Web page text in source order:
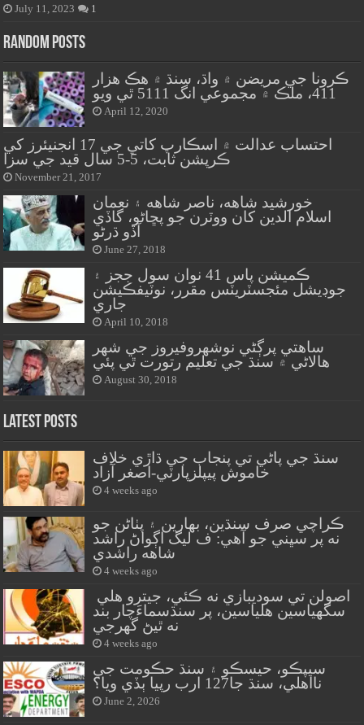
July 11, 2023 1
Random Posts
ڪرونا جي مريضن ۾ واڌ، سنڌ ۾ هڪ هزار
411، ملڪ ۾ مجموعي انگ 5111 ٿي ويو
April 12, 2020
احتساب عدالت ۾ اسڪارپ کاتي جي 17 انجنيئرز کي
ڪرپشن ثابت، 5-5 سال قيد جي سزا
November 21, 2017
خورشيد شاهه، ناصر شاهه ۽ نعمان
اسلام الدين کان ووٽرن جو پڇاڻو، گاڏي
آڏو ڌرڻو
June 27, 2018
ڪميشن پاس 41 نوان سول ججز ۽
جوڊيشل مئجسٽريٽس مقرر، نوٽيفڪيشن
جاري
April 10, 2018
ساهتي پرڳڻي نوشهروفيروز جي شهر
هالاڻي ۾ سنڌ جي تعليم رتورت ٿي پئي
August 30, 2018
Latest Posts
سنڌ جي پاڻي تي پنجاب جي ڌاڙي خلاف
خاموش پيپلزپارٽي-اصغر آزاد
4 weeks ago
ڪراچي صرف سنڌين، بهارين ۽ پٺاڻن جو
نه پر سڀني جو آهي: ف ليگ اڳواڻ راشد
شاهه راشدي
4 weeks ago
سگهياسين هلياسين، پر سنڌسماءَچار بند
نه ٿيڻ گهرجي
4 weeks ago
سيپڪو، حيسڪو ۽ سنڌ حڪومت جي
نااهلي، سنڌ جا127 ارب رپيا ٻڏي ويا؟
June 2, 2026